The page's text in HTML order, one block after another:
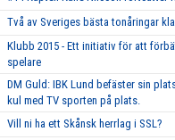
Två av Sveriges bästa tonåringar
Klubb 2015 - Ett initiativ för att
spelare
DM Guld: IBK Lund befäster sin
kul med TV sporten på plats.
Vill ni ha ett Skånsk herrlag i SSL?